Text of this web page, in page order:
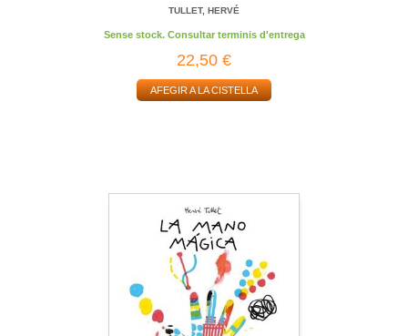
TULLET, HERVÉ
Sense stock. Consultar terminis d'entrega
22,50 €
AFEGIR A LA CISTELLA